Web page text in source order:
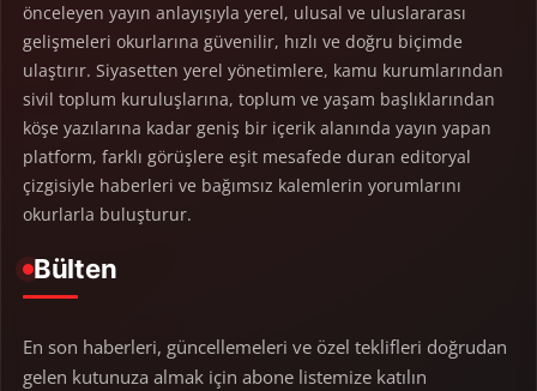
önceleyen yayın anlayışıyla yerel, ulusal ve uluslararası
gelişmeleri okurlarına güvenilir, hızlı ve doğru biçimde
ulaştırır. Siyasetten yerel yönetimlere, kamu kurumlarından
sivil toplum kuruluşlarına, toplum ve yaşam başlıklarından
köşe yazılarına kadar geniş bir içerik alanında yayın yapan
platform, farklı görüşlere eşit mesafede duran editoryal
çizgisiyle haberleri ve bağımsız kalemlerin yorumlarını
okurlarla buluşturur.
Bülten
En son haberleri, güncellemeleri ve özel teklifleri doğrudan
gelen kutunuza almak için abone listemize katılın